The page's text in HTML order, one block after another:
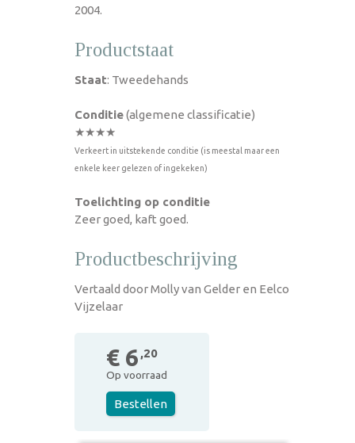
2004.
Productstaat
Staat: Tweedehands
Conditie(algemene classificatie)
★★★★
Verkeert in uitstekende conditie (is meestal maar een
enkele keer gelezen of ingekeken)
Toelichting op conditie
Zeer goed, kaft goed.
Productbeschrijving
Vertaald door Molly van Gelder en Eelco
Vijzelaar
€ 6 ,20
Op voorraad
Bestellen